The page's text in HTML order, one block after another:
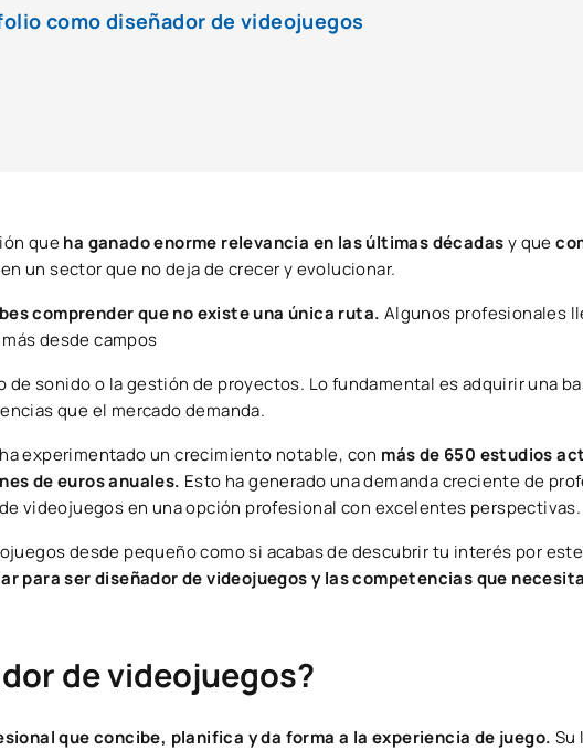
como diseñador de videojuegos
queha ganado enorme relevancia en las últimas décadasy que
en un sector que no deja de crecer y evolucionar.
comprender que no existe una única ruta. Algunos profesionales
desde campos
sonido o la gestión de proyectos. Lo fundamental es adquirir una
que el mercado demanda.
ha experimentado un crecimiento notable, con más de 650 estudios
de euros anuales. Esto ha generado una demanda creciente de
videojuegos en una opción profesional con excelentes perspectivas.
desde pequeño como si acabas de descubrir tu interés por
para ser diseñador de videojuegos y las competencias que
de videojuegos?
que concibe, planifica y da forma a la experiencia de juego. Su